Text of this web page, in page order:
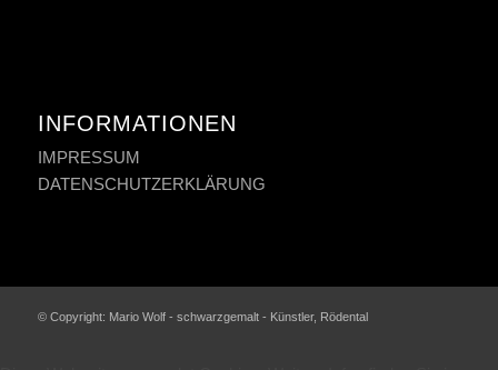
INFORMATIONEN
IMPRESSUM
DATENSCHUTZERKLÄRUNG
© Copyright: Mario Wolf - schwarzgemalt - Künstler, Rödental